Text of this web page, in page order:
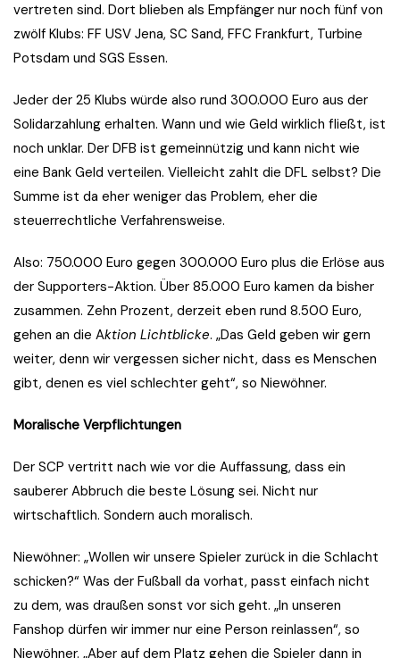
vertreten sind. Dort blieben als Empfänger nur noch fünf von
zwölf Klubs: FF USV Jena, SC Sand, FFC Frankfurt, Turbine
Potsdam und SGS Essen.
Jeder der 25 Klubs würde also rund 300.000 Euro aus der
Solidarzahlung erhalten. Wann und wie Geld wirklich fließt, ist
noch unklar. Der DFB ist gemeinnützig und kann nicht wie
eine Bank Geld verteilen. Vielleicht zahlt die DFL selbst? Die
Summe ist da eher weniger das Problem, eher die
steuerrechtliche Verfahrensweise.
Also: 750.000 Euro gegen 300.000 Euro plus die Erlöse aus
der Supporters-Aktion. Über 85.000 Euro kamen da bisher
zusammen. Zehn Prozent, derzeit eben rund 8.500 Euro,
gehen an die Aktion Lichtblicke. „Das Geld geben wir gern
weiter, denn wir vergessen sicher nicht, dass es Menschen
gibt, denen es viel schlechter geht“, so Niewöhner.
Moralische Verpflichtungen
Der SCP vertritt nach wie vor die Auffassung, dass ein
sauberer Abbruch die beste Lösung sei. Nicht nur
wirtschaftlich. Sondern auch moralisch.
Niewöhner: „Wollen wir unsere Spieler zurück in die Schlacht
schicken?“ Was der Fußball da vorhat, passt einfach nicht
zu dem, was draußen sonst vor sich geht. „In unseren
Fanshop dürfen wir immer nur eine Person reinlassen“, so
Niewöhner. „Aber auf dem Platz gehen die Spieler dann in